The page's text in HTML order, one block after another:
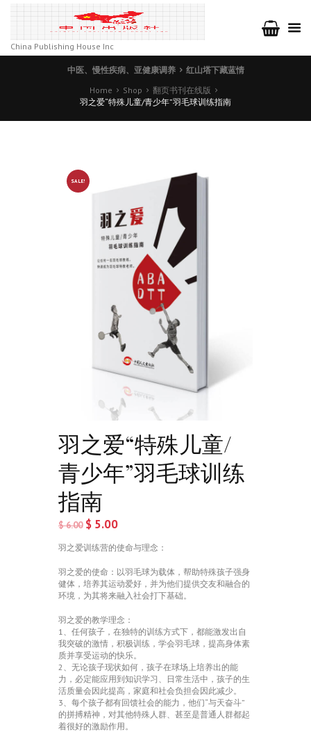
China Publishing House Inc
中医、慢性疾病、亚健康调养
红山塔下藏蓝情
Home
Shop
翻页书刊在线版
羽之爱“特殊儿童/青少年”羽毛球训练指南
SALE!
羽之爱“特殊儿童/
青少年”羽毛球训练
指南
$6.00 $ 5.00
羽之爱训练营的使命与理念：
羽之爱的使命：以羽毛球为载体，帮助特殊孩子强身
健体，培养其运动爱好，并为他们提供交友和融合的
环境，为其将来融入社会打下基础。
羽之爱的教学理念：
1、任何孩子，在独特的训练方式下，都能激发出自
我突破的激情，积极训练，学会羽毛球，提高身体素
质并享受运动的快乐。
2、无论孩子现状如何，孩子在球场上培养出的能
力，必定能应用到知识学习、日常生活中，孩子的生
活质量会因此提高，家庭和社会负担会因此减少。
3、每个孩子都有回馈社会的能力，他们“与天奋斗”
的拼搏精神，对其他特殊人群、甚至是普通人群都起
着很好的激励作用。